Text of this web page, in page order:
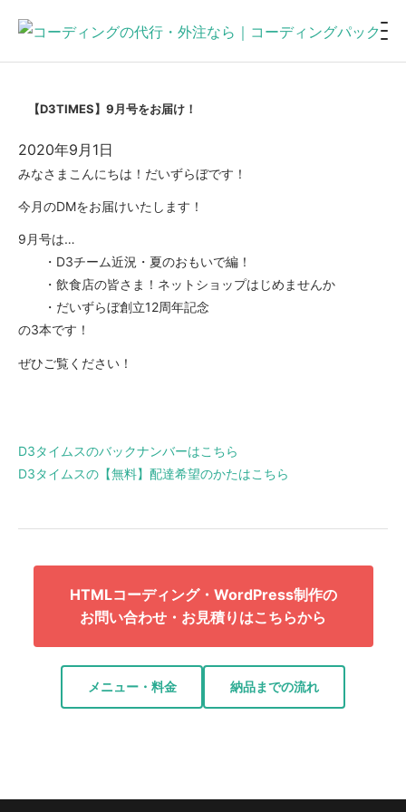
【D3TIMES】9月号をお届け！
2020年9月1日
みなさまこんにちは！だいずらぼです！
今月のDMをお届けいたします！
9月号は…
・D3チーム近況・夏のおもいで編！
・飲食店の皆さま！ネットショップはじめませんか
・だいずらぼ創立12周年記念
の3本です！
ぜひご覧ください！
D3タイムスのバックナンバーはこちら
D3タイムスの【無料】配達希望のかたはこちら
HTMLコーディング・WordPress制作の
お問い合わせ・お見積りはこちらから
メニュー・料金 納品までの流れ